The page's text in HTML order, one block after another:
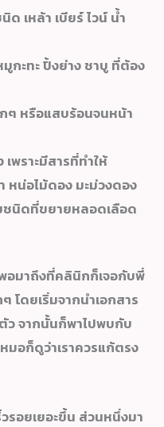
เหล้า เบียร์ ไวน์ น้ำ
กะทะ ปิ้งย่าง ชาบู ที่ต้อง
ๆ หรือแสบร้อนจนหน้า
พราะมีสารที่ทำให้
หน่อไม้ดอง มะม่วงดอง
นิดที่ขยายหลอดเลือด
อมาถึงที่คลินิกก็เจอกับพี่
ดยเริ่มจากนำเอกสาร
ว จากนั้นก็พาไปพบกับ
อก็ดูว่าเราควรแก้ตรง
รอยเยอะขึ้น ส่วนหนึ่งมา